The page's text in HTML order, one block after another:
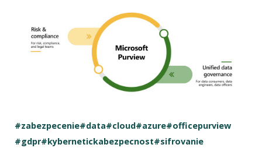
#zabezpecenie#data#cloud#azure#officepurview
#gdpr#kybernetickabezpecnost#sifrovanie